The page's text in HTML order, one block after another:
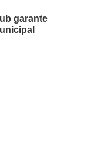
garante